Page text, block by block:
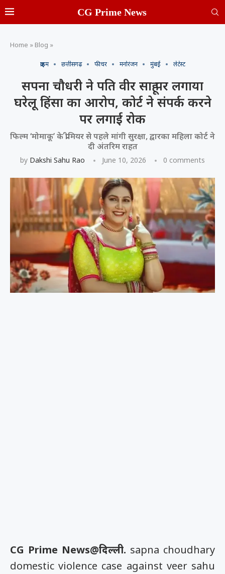
CG Prime News
Home » Blog »
क्राइम छत्तीसगढ़ फीचर मनोरंजन मुंबई लेटेस्ट
सपना चौधरी ने पति वीर साहू पर लगाया
घरेलू हिंसा का आरोप, कोर्ट ने संपर्क करने
पर लगाई रोक
फिल्म ‘मोमाकू’ के प्रीमियर से पहले मांगी सुरक्षा, द्वारका महिला कोर्ट ने
दी अंतरिम राहत
by Dakshi Sahu Rao June 10, 2026 0 comments
CG Prime News@दिल्ली. sapna choudhary
domestic violence case against veer sahu